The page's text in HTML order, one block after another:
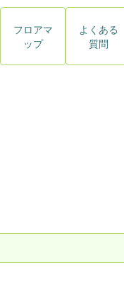
フロアマ
ップ
よくある
質問